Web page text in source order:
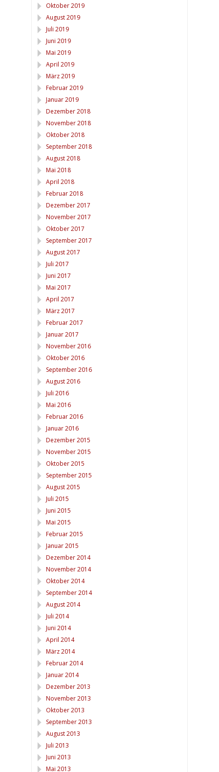
Oktober 2019
August 2019
Juli 2019
Juni 2019
Mai 2019
April 2019
März 2019
Februar 2019
Januar 2019
Dezember 2018
November 2018
Oktober 2018
September 2018
August 2018
Mai 2018
April 2018
Februar 2018
Dezember 2017
November 2017
Oktober 2017
September 2017
August 2017
Juli 2017
Juni 2017
Mai 2017
April 2017
März 2017
Februar 2017
Januar 2017
November 2016
Oktober 2016
September 2016
August 2016
Juli 2016
Mai 2016
Februar 2016
Januar 2016
Dezember 2015
November 2015
Oktober 2015
September 2015
August 2015
Juli 2015
Juni 2015
Mai 2015
Februar 2015
Januar 2015
Dezember 2014
November 2014
Oktober 2014
September 2014
August 2014
Juli 2014
Juni 2014
April 2014
März 2014
Februar 2014
Januar 2014
Dezember 2013
November 2013
Oktober 2013
September 2013
August 2013
Juli 2013
Juni 2013
Mai 2013